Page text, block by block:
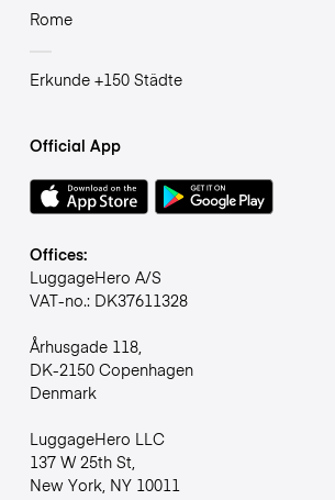
Rome
Erkunde +150 Städte
Official App
Offices:
LuggageHero A/S
VAT-no.: DK37611328
Århusgade 118,
DK-2150 Copenhagen
Denmark
LuggageHero LLC
137 W 25th St,
New York, NY 10011